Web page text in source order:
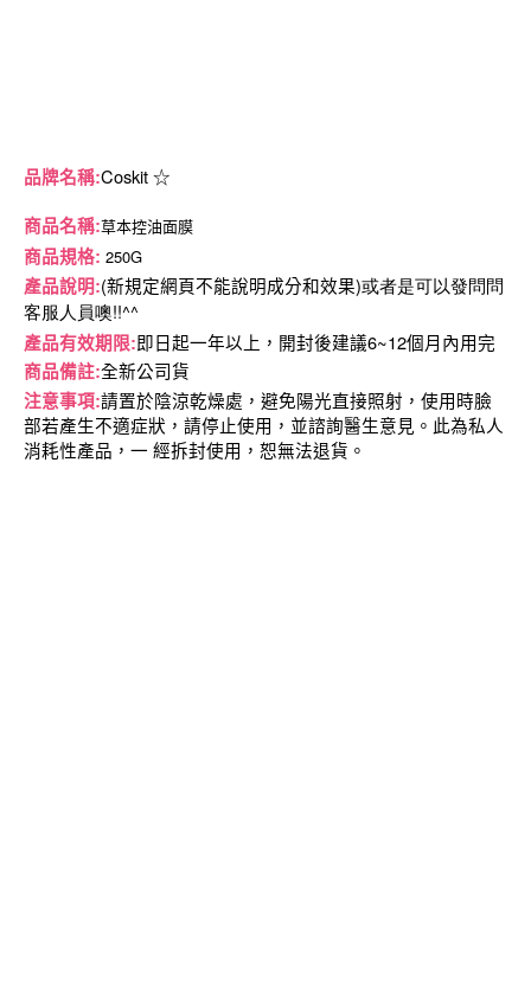
品牌名稱:Coskit ☆
商品名稱:草本控油面膜
商品規格: 250G
產品說明:(新規定網頁不能說明成分和效果)或者是可以發問問
客服人員噢!!^^
產品有效期限:即日起一年以上，開封後建議6~12個月內用完
商品備註:全新公司貨
注意事項:請置於陰涼乾燥處，避免陽光直接照射，使用時臉
部若產生不適症狀，請停止使用，並諮詢醫生意見。此為私人
消耗性產品，一 經拆封使用，恕無法退貨。